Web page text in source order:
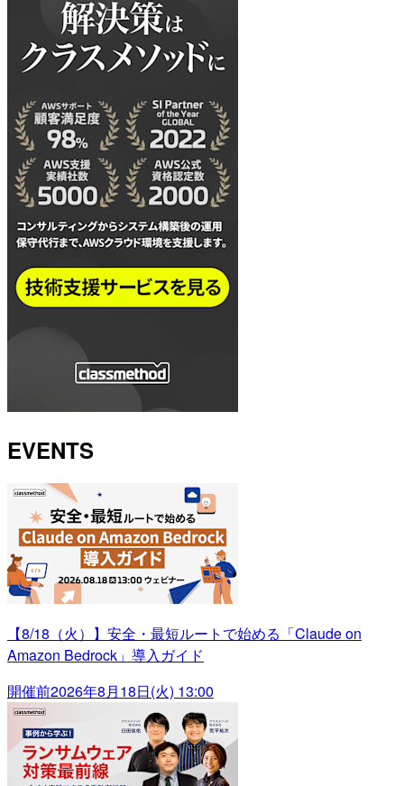
EVENTS
【8/18（火）】安全・最短ルートで始める「Claude on
Amazon Bedrock」導入ガイド
開催前2026年8月18日(火) 13:00